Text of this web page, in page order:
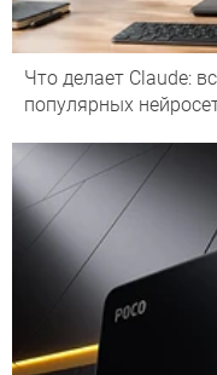
Что делает Сlaude:
популярных